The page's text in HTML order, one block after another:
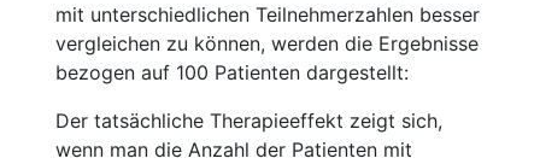
mit unterschiedlichen Teilnehmerzahlen besser
vergleichen zu können, werden die Ergebnisse
bezogen auf 100 Patienten dargestellt:
Der tatsächliche Therapieeffekt zeigt sich,
wenn man die Anzahl der Patienten mit